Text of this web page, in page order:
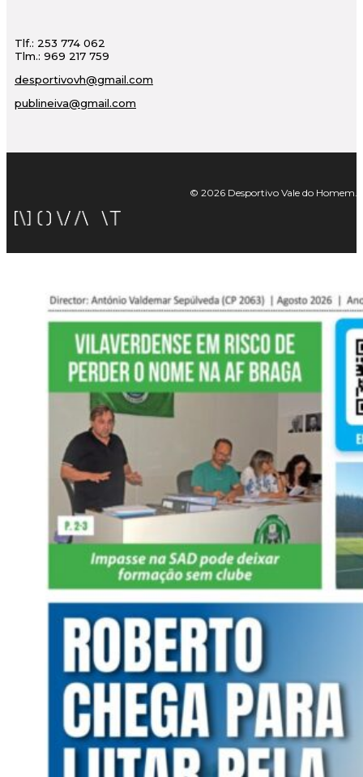
Tlf.: 253 774 062
Tlm.: 969 217 759
desportivovh@gmail.com
publineiva@gmail.com
© 2026 Desportivo Vale do Homem.